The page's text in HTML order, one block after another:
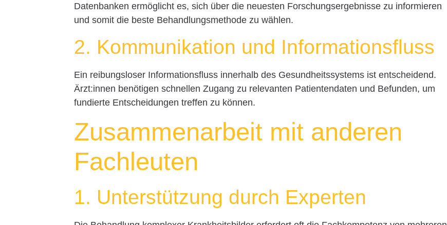
Datenbanken ermöglicht es, sich über die neuesten Forschungsergebnisse zu informieren
und somit die beste Behandlungsmethode zu wählen.
2. Kommunikation und Informationsfluss
Ein reibungsloser Informationsfluss innerhalb des Gesundheitssystems ist entscheidend.
Ärzt:innen benötigen schnellen Zugang zu relevanten Patientendaten und Befunden, um
fundierte Entscheidungen treffen zu können.
Zusammenarbeit mit anderen
Fachleuten
1. Unterstützung durch Experten